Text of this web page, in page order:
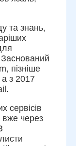
та знань,
Заснований
пізніше
з 2017
сервісів
вже через